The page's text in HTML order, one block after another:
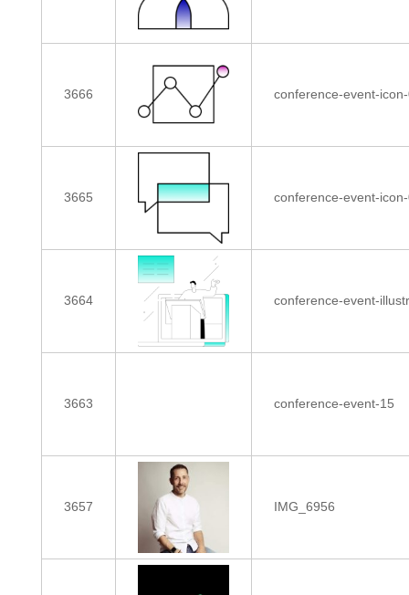
3666 conference-event-
3665 conference-event-
3664 conference-event-
3663 conference-event-15
3657 IMG_6956